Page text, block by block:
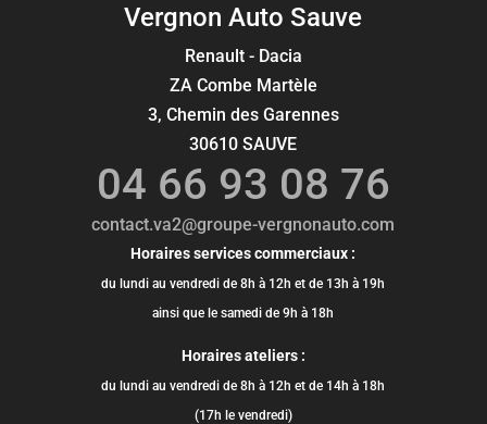
Vergnon Auto Sauve
Renault - Dacia
ZA Combe Martèle
3, Chemin des Garennes
30610 SAUVE
04 66 93 08 76
contact.va2@groupe-vergnonauto.com
Horaires services commerciaux :
du lundi au vendredi de 8h à 12h et de 13h à 19h
ainsi que le samedi de 9h à 18h
Horaires ateliers :
du lundi au vendredi de 8h à 12h et de 14h à 18h
(17h le vendredi)